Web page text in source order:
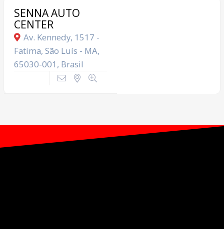
SENNA AUTO
CENTER
Av. Kennedy, 1517 -
Fatima, São Luís - MA,
65030-001, Brasil